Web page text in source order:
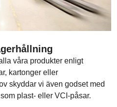
våra produkter enligt
kartonger eller
skyddar vi även godset med
plast- eller VCI-påsar.